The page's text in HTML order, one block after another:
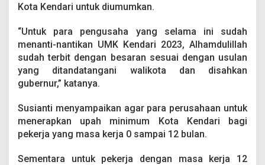
M
n
d
a
t
a
n
Kota Kendari untuk diumumkan.
“Untuk para pengusaha yang selama ini sudah
menanti-nantikan UMK Kendari 2023, Alhamdulillah
sudah terbit dengan besaran sesuai dengan usulan
yang ditandatangani walikota dan disahkan
gubernur,” katanya.
Susianti menyampaikan agar para perusahaan untuk
menerapkan upah minimum Kota Kendari bagi
pekerja yang masa kerja 0 sampai 12 bulan.
Sementara untuk pekerja dengan masa kerja 12